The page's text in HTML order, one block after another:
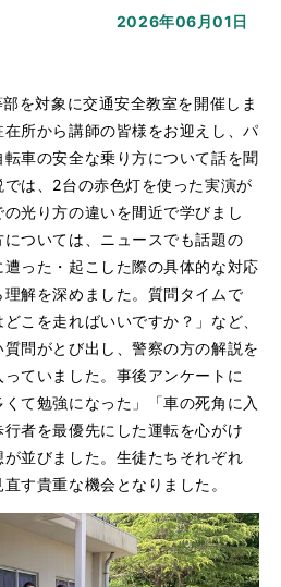
2026年06月01日
を対象に交通安全教室を開催しま
所から講師の皆様をお迎えし、パ
転車の安全な乗り方について話を聞
は、2台の赤色灯を使った実演が
光り方の違いを間近で学びまし
ついては、ニュースでも話題の
遭った・起こした際の具体的な対応
解を深めました。質問タイムで
こを走ればいいですか？」など、
問がとび出し、警察の方の解説を
ていました。事後アンケートに
て勉強になった」「車の死角に入
者を最優先にした運転を心がけ
並びました。生徒たちそれぞれ
す貴重な機会となりました。